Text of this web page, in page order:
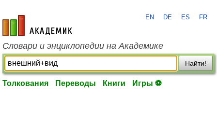
academic.ru
EN DE ES FR
Словари и энциклопедии на Академике
Найти!
Толкования Переводы Книги Игры ⚽